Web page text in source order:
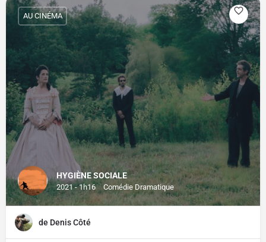
HYGIÈNE SOCIALE
2021 - 1h16 Comédie Dramatique
AU CINÉMA
de Denis Côté